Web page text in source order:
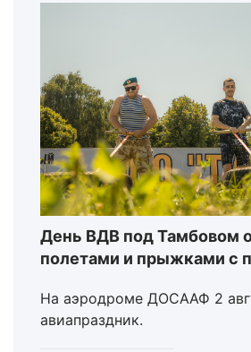
День ВДВ под Тамбовом
полетами и прыжками с
На аэродроме ДОСААФ 2
авиапраздник.